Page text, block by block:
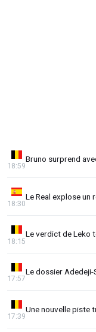
Bruno surprend
18:59
Le Real explose un
18:30
Le verdict de Leko
18:15
Le dossier
17:57
Une nouvelle piste
17:39